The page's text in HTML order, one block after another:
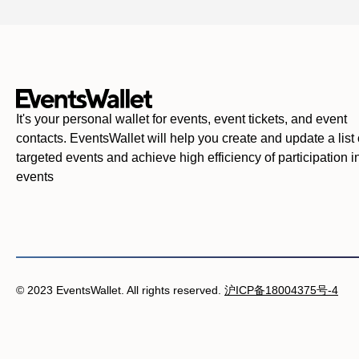
It's your personal wallet for events, event tickets, and event
contacts. EventsWallet will help you create and update a list
targeted events and achieve high efficiency of participation
events
© 2023 EventsWallet. All rights reserved. 沪ICP备18004375号-4